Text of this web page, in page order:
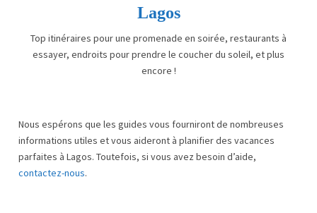
Lagos
Top itinéraires pour une promenade en soirée, restaurants à
essayer, endroits pour prendre le coucher du soleil, et plus
encore !
Nous espérons que les guides vous fourniront de nombreuses
informations utiles et vous aideront à planifier des vacances
parfaites à Lagos. Toutefois, si vous avez besoin d’aide,
contactez-nous.